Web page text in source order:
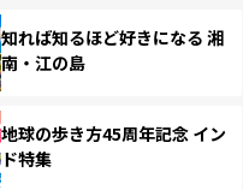
知れば知るほど好きになる 湘
南・江の島
地球の歩き方45周年記念 イン
ド特集